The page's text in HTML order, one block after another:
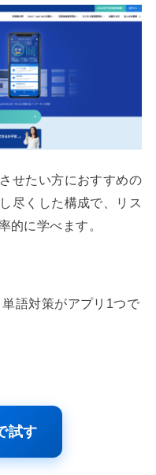
せたい方におすすめの
尽くした構成で、リス
的に学べます。
語対策がアプリ1つで
試す